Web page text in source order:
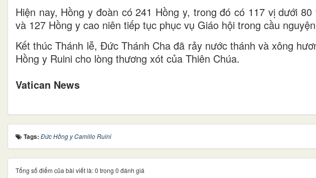
Hiện nay, Hồng y đoàn có 241 Hồng y, trong đó có 117 vị dưới
và 127 Hồng y cao niên tiếp tục phục vụ Giáo hội trong cầu
Kết thúc Thánh lễ, Đức Thánh Cha đã rảy nước thánh và xông
Hồng y Ruini cho lòng thương xót của Thiên Chúa.
Vatican News
Tags: Đức Hồng y Camillo Ruini
Tổng số điểm của bài viết là: 0 trong 0 đánh giá